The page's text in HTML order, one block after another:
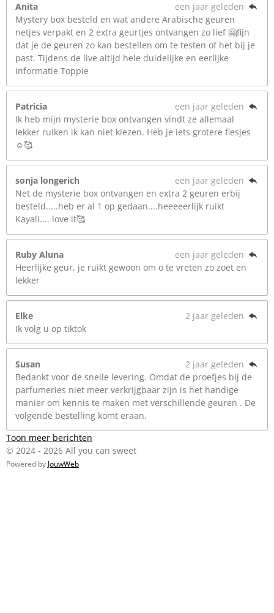
Anita
een jaar geleden
Mystery box besteld en wat andere Arabische geuren
netjes verpakt en 2 extra geurtjes ontvangen zo lief 🤗fijn
dat je de geuren zo kan bestellen om te testen of het bij je
past. Tijdens de live altijd hele duidelijke en eerlijke
informatie Toppie
Patricia
een jaar geleden
Ik heb mijn mysterie box ontvangen vindt ze allemaal
lekker ruiken ik kan niet kiezen. Heb je iets grotere flesjes
☺️🥰
sonja longerich
een jaar geleden
Net de mysterie box ontvangen en extra 2 geuren erbij
besteld.....heb er al 1 op gedaan....heeeeerlijk ruikt
Kayali.... love it🥰
Ruby Aluna
een jaar geleden
Heerlijke geur, je ruikt gewoon om o te vreten zo zoet en
lekker
Elke
2 jaar geleden
Ik volg u op tiktok
Susan
2 jaar geleden
Bedankt voor de snelle levering. Omdat de proefjes bij de
parfumeries niet meer verkrijgbaar zijn is het handige
manier om kennis te maken met verschillende geuren . De
volgende bestelling komt eraan.
Toon meer berichten
© 2024 - 2026 All you can sweet
Powered by JouwWeb